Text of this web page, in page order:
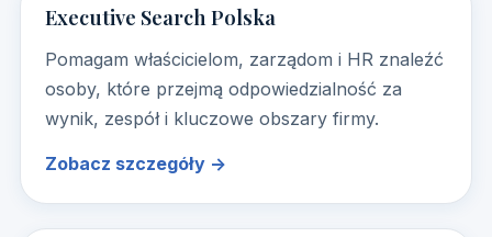
Executive Search Polska
Pomagam właścicielom, zarządom i HR znaleźć
osoby, które przejmą odpowiedzialność za
wynik, zespół i kluczowe obszary firmy.
Zobacz szczegóły →